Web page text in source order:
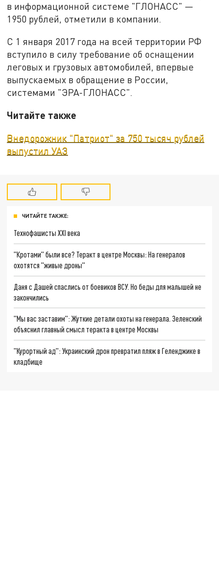
в информационной системе "ГЛОНАСС" —
1950 рублей, отметили в компании.
С 1 января 2017 года на всей территории РФ
вступило в силу требование об оснащении
леговых и грузовых автомобилей, впервые
выпускаемых в обращение в России,
системами "ЭРА-ГЛОНАСС".
Читайте также
Внедорожник "Патриот" за 750 тысяч рублей
выпустил УАЗ
ЧИТАЙТЕ ТАКЖЕ:
Технофашисты XXI века
"Кротами" были все? Теракт в центре Москвы: На генералов
охотятся "живые дроны"
Даня с Дашей спаслись от боевиков ВСУ. Но беды для малышей не
закончились
"Мы вас заставим": Жуткие детали охоты на генерала. Зеленский
объяснил главный смысл теракта в центре Москвы
"Курортный ад": Украинский дрон превратил пляж в Геленджике в
кладбище